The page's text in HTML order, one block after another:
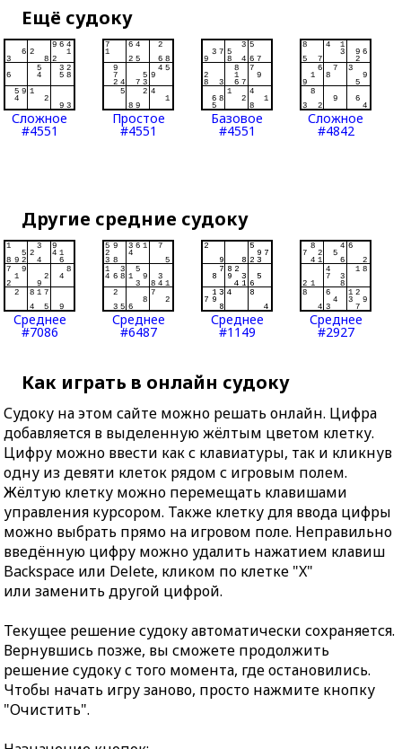
Ещё судоку
Сложное
#4551
Простое
#4551
Базовое
#4551
Сложное
#4842
Другие средние судоку
Среднее
#7086
Среднее
#6487
Среднее
#1149
Среднее
#2927
Как играть в онлайн судоку
Судоку на этом сайте можно решать онлайн. Цифра
добавляется в выделенную жёлтым цветом клетку.
Цифру можно ввести как с клавиатуры, так и кликнув
одну из девяти клеток рядом с игровым полем.
Жёлтую клетку можно перемещать клавишами
управления курсором. Также клетку для ввода цифры
можно выбрать прямо на игровом поле. Неправильно
введённую цифру можно удалить нажатием клавиш
Backspace или Delete, кликом по клетке "X"
или заменить другой цифрой.
Текущее решение судоку автоматически сохраняется.
Вернувшись позже, вы сможете продолжить
решение судоку с того момента, где остановились.
Чтобы начать игру заново, просто нажмите кнопку
"Очистить".